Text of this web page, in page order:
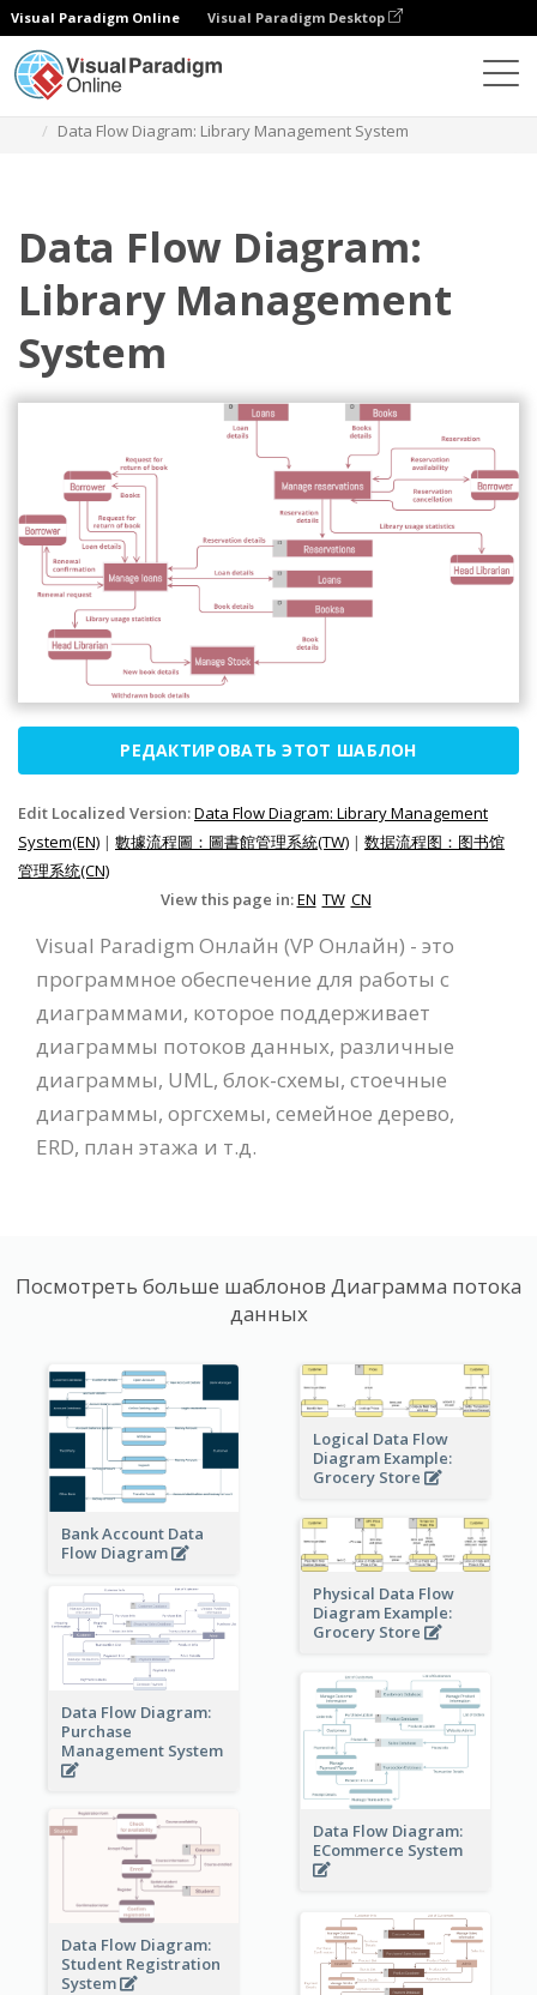
Visual Paradigm Online Visual Paradigm Desktop
Data Flow Diagram: Library Management System
Data Flow Diagram:
Library Management
System
РЕДАКТИРОВАТЬ ЭТОТ ШАБЛОН
Edit Localized Version:Data Flow Diagram: Library Management
System(EN) | 數據流程圖：圖書館管理系統(TW) | 数据流程图：图书馆
管理系统(CN)
View this page in:EN TW CN
Visual Paradigm Онлайн (VP Онлайн) - это
программное обеспечение для работы с
диаграммами, которое поддерживает
диаграммы потоков данных, различные
диаграммы, UML, блок-схемы, стоечные
диаграммы, оргсхемы, семейное дерево,
ERD, план этажа и т.д.
Посмотреть больше шаблонов Диаграмма потока
данных
Bank Account Data
Flow Diagram
Logical Data Flow
Diagram Example:
Grocery Store
Physical Data Flow
Diagram Example:
Grocery Store
Data Flow Diagram:
Purchase
Management System
Data Flow Diagram:
ECommerce System
Data Flow Diagram:
Student Registration
System